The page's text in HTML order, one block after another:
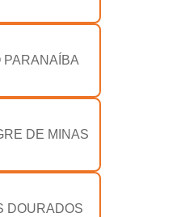
PARANAÍBA
DE MINAS
DOURADOS